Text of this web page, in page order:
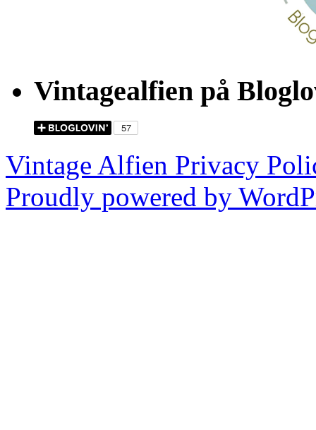
Vintagealfien på
Vintage Alfien Privacy
Proudly powered by